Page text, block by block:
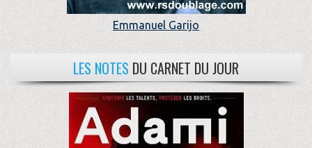
Emmanuel Garijo
LES NOTES DU CARNET DU JOUR